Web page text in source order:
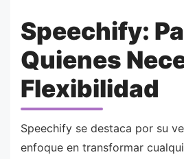
Speechify:
Quienes
Flexibilidad
Speechify se destaca por su
enfoque en transformar